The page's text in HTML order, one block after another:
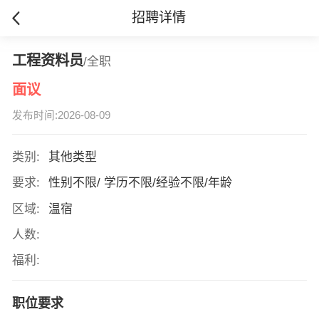
招聘详情
工程资料员/全职
面议
发布时间:2026-08-09
类别:
其他类型
要求:
性别不限/ 学历不限/经验不限/年龄
区域:
温宿
人数:
福利:
职位要求